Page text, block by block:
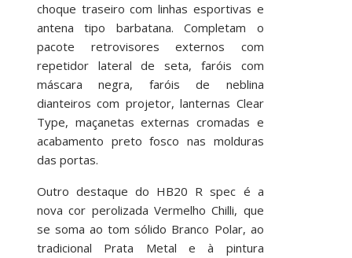
choque traseiro com linhas esportivas e
antena tipo barbatana. Completam o
pacote retrovisores externos com
repetidor lateral de seta, faróis com
máscara negra, faróis de neblina
dianteiros com projetor, lanternas Clear
Type, maçanetas externas cromadas e
acabamento preto fosco nas molduras
das portas.
Outro destaque do HB20 R spec é a
nova cor perolizada Vermelho Chilli, que
se soma ao tom sólido Branco Polar, ao
tradicional Prata Metal e à pintura